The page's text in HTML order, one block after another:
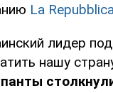
La
лидер
нашу